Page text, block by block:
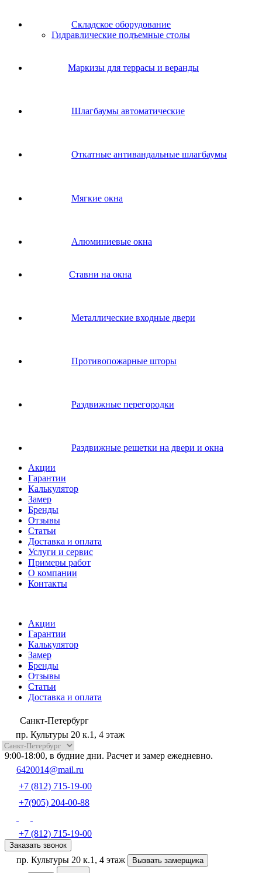
Складское оборудование
Гидравлические подъемные столы
Маркизы для террасы и веранды
Шлагбаумы автоматические
Откатные антивандальные шлагбаумы
Мягкие окна
Алюминиевые окна
Ставни на окна
Металлические входные двери
Противопожарные шторы
Раздвижные перегородки
Раздвижные решетки на двери и окна
Акции
Гарантии
Калькулятор
Замер
Бренды
Отзывы
Статьи
Доставка и оплата
Услуги и сервис
Примеры работ
О компании
Контакты
Акции
Гарантии
Калькулятор
Замер
Бренды
Отзывы
Статьи
Доставка и оплата
Санкт-Петербург
пр. Культуры 20 к.1, 4 этаж
9:00-18:00, в будние дни. Расчет и замер ежедневно.
6420014@mail.ru
+7 (812) 715-19-00
+7(905) 204-00-88
+7 (812) 715-19-00
Заказать звонок
пр. Культуры 20 к.1, 4 этаж Вызвать замерщика